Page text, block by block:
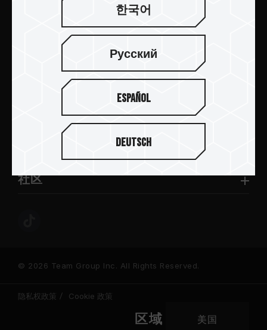
新闻中心
关于十铨
社区
© 2026 Team Group Inc. All Rights Reserved.
隐私权政策 Cookie 政策
区域 美国
한국어
Русский
Español
Deutsch